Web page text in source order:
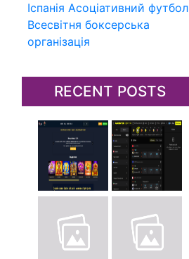
Іспанія Асоціативний футбол
Всесвітня боксерська
організація
RECENT POSTS